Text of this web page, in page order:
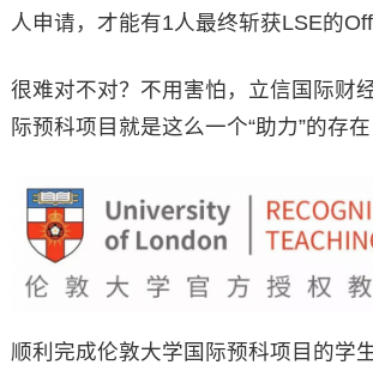
人申请，才能有1人最终斩获LSE的
很难对不对？不用害怕，立信国际财
际预科项目就是这么一个“助力”的存在
顺利完成伦敦大学国际预科项目的学